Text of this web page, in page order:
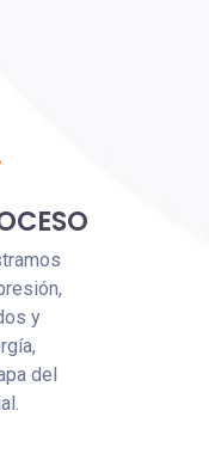
y
del